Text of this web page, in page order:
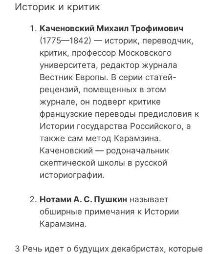
Историк и критик
Каченовский Михаил Трофимович
(1775—1842) — историк, переводчик,
критик, профессор Московского
университета, редактор журнала
Вестник Европы. В серии статей-
рецензий, помещенных в этом
журнале, он подверг критике
французские переводы предисловия к
Истории государства Российского, а
также сам метод Карамзина.
Каченовский — родоначальник
скептической школы в русской
историографии.
Нотами А. С. Пушкин называет
обширные примечания к Истории
Карамзина.
3 Речь идет о будущих декабристах, которые